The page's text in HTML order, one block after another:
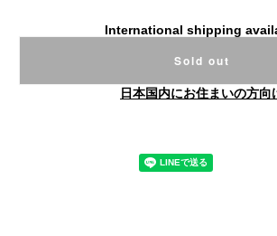
International shipping
Sold out
日本国内にお住まいの方向